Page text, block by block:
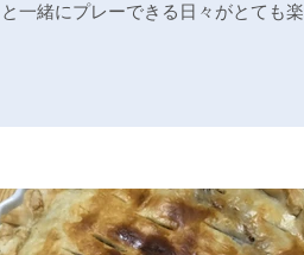
と一緒にプレーできる日々がとても